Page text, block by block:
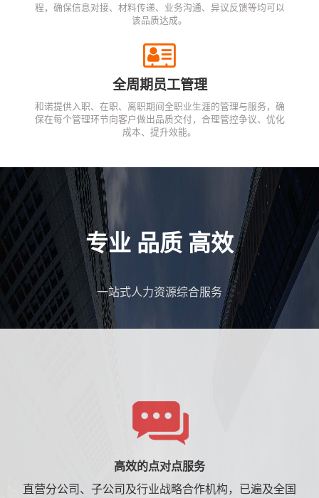
程，确保信息对接、材料传递、业务沟通、异议反馈等均可以
该品质达成。
全周期员工管理
和诺提供入职、在职、离职期间全职业生涯的管理与服务，确
保在每个管理环节向客户做出品质交付，合理管控争议、优化
成本、提升效能。
专业 品质 高效
一站式人力资源综合服务
高效的点对点服务
直营分公司、子公司及行业战略合作机构，已遍及全国